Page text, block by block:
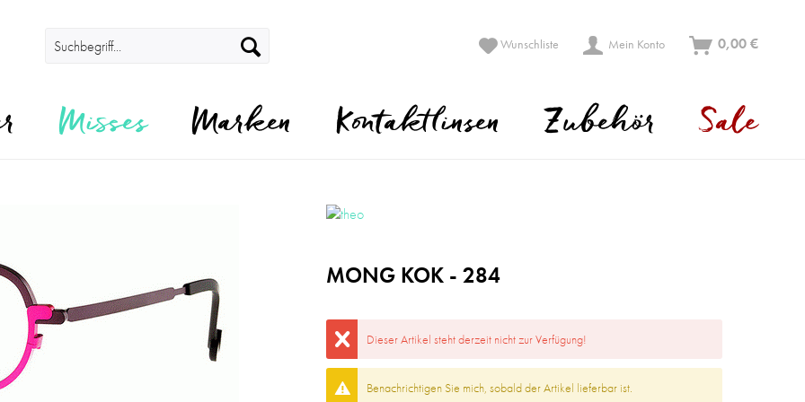
Wunschliste Mein Konto 0,00 €
Misses Marken Kontaktlinsen Zubehör Sale
MONG KOK - 284
Dieser Artikel steht derzeit nicht zur Verfügung!
Benachrichtigen Sie mich, sobald der Artikel lieferbar ist.